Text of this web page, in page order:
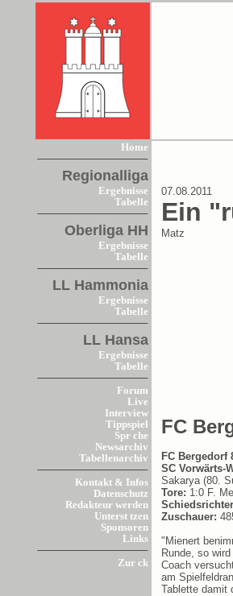
Home
Regionalliga
Ergebnisse
Tabelle
Oberliga HH
Ergebnisse
Tabelle
LL Hammonia
Ergebnisse
Tabelle
LL Hansa
Ergebnisse
Tabelle
Forum
Live
Interview
Tippspiel
Spr che
Newsarchiv
Tabellenarchiv
Kontakt & Infos
Datenschutz
Redakteur werden
Unterst tzen
Sponsoren
Links
Zur ck
07.08.2011
Ein
Matz
FC
FC Bergedorf
SC Vorwärts-
Sakarya (80.
Tore: 1:0 F.
Zuschauer:
"Mienert
Runde, so
Coach
am
Tablette damit